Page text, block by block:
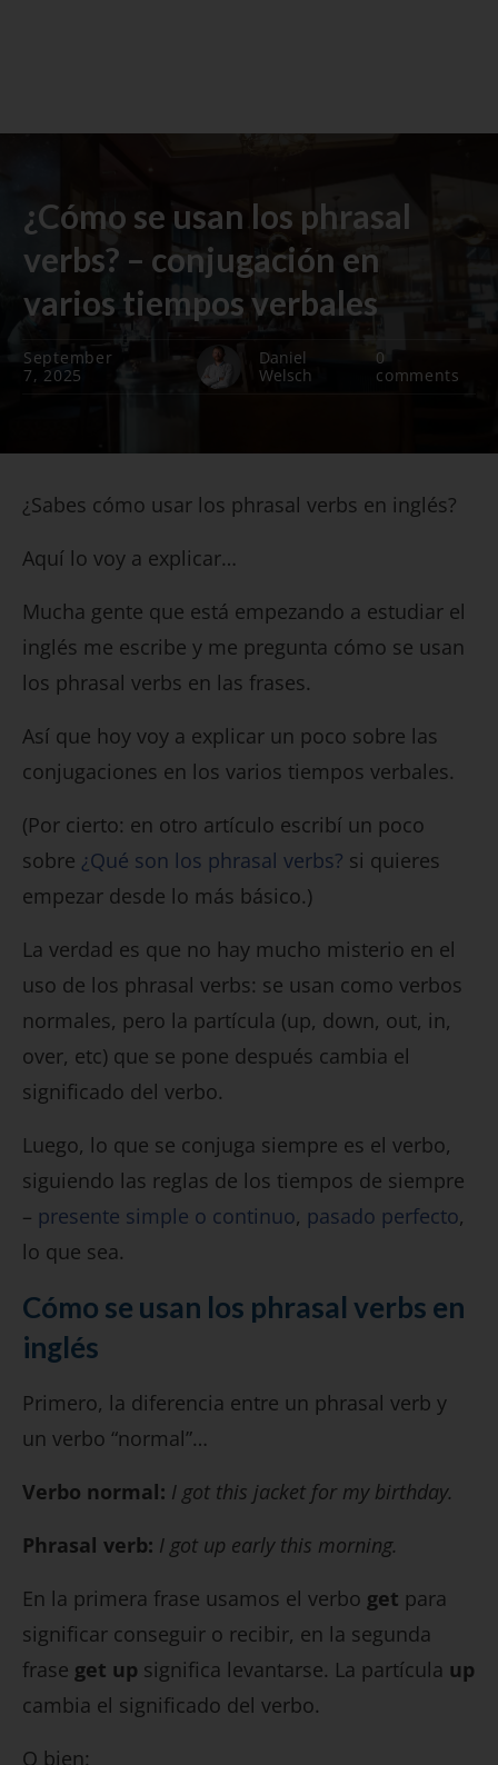
¿Cómo se usan los phrasal
verbs? – conjugación en
varios tiempos verbales
September
7, 2025
Daniel
Welsch
0
comments
¿Sabes cómo usar los phrasal verbs en inglés?
Aquí lo voy a explicar…
Mucha gente que está empezando a estudiar el
inglés me escribe y me pregunta cómo se usan
los phrasal verbs en las frases.
Así que hoy voy a explicar un poco sobre las
conjugaciones en los varios tiempos verbales.
(Por cierto: en otro artículo escribí un poco
sobre ¿Qué son los phrasal verbs? si quieres
empezar desde lo más básico.)
La verdad es que no hay mucho misterio en el
uso de los phrasal verbs: se usan como verbos
normales, pero la partícula (up, down, out, in,
over, etc) que se pone después cambia el
significado del verbo.
Luego, lo que se conjuga siempre es el verbo,
siguiendo las reglas de los tiempos de siempre
– presente simple o continuo, pasado perfecto,
lo que sea.
Cómo se usan los phrasal verbs en
inglés
Primero, la diferencia entre un phrasal verb y
un verbo “normal”…
Verbo normal: I got this jacket for my birthday.
Phrasal verb: I got up early this morning.
En la primera frase usamos el verbo get para
significar conseguir o recibir, en la segunda
frase get up significa levantarse. La partícula up
cambia el significado del verbo.
O bien: